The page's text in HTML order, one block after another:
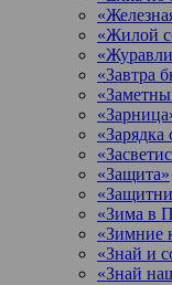
«Жилой
«Завтра
«Зарядка
«Защита»
«Зима в
«Зимние
«Знай и
«Знай